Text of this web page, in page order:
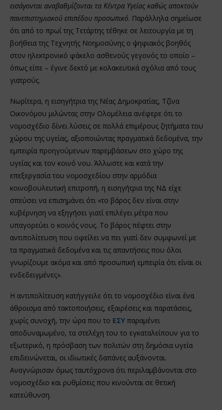
εισάγονται αναβαθμίζονται τα Κέντρα Υγείας καθώς αποκτούν
πανεπιστημιακού επιπέδου προσωπικό. Παράλληλα σημείωσε
ότι από το πρωί της Τετάρτης τέθηκε σε λειτουργία με τη
βοήθεια της Τεχνητής Νοημοσύνης ο ψηφιακός βοηθός
στον ηλεκτρονικό φάκελο ασθενούς γεγονός το οποίο –
όπως είπε – έγινε δεκτό με κολακευτικά σχόλια από τους
γιατρούς.
Νωρίτερα, η εισηγήτρια της Νέας Δημοκρατίας, Τζίνα
Οικονόμου μιλώντας στην Ολομέλεια ανέφερε ότι το
νομοσχέδιο δίνει λύσεις σε πολλά επιμέρους ζητήματα του
χώρου της υγείας, αξιοποιώντας πραγματικά δεδομένα, την
εμπειρία προηγούμενων παρεμβάσεων στο χώρο της
υγείας και τον κοινό νου. Άλλωστε και κατά την
επεξεργασία του νομοσχεδίου στην αρμόδια
κοινοβουλευτική επιτροπή, η εισηγήτρια της ΝΔ είχε
σπεύσει να επισημάνει ότι «το βάρος δεν είναι στην
κυβέρνηση να εξηγήσει γιατί επιλέγει μέτρα που
υπαγορεύει ο κοινός νους. Το βάρος πέφτει στην
αντιπολίτευση που οφείλει να πει γιατί δεν συμφωνεί με
τα πραγματικά δεδομένα και τις απαντήσεις που όλοι
γνωρίζουμε ακόμα και από προσωπική εμπειρία ότι είναι οι
ενδεδειγμένες».
Η αντιπολίτευση κατήγγειλε ότι το νομοσχέδιο είναι ένα
άθροισμα από τακτοποιήσεις, εξαιρέσεις και παρατάσεις,
χωρίς συνοχή, την ώρα που το ΕΣΥ παραμένει
αποδυναμωμένο, τα στελέχη του το εγκαταλείπουν για το
εξωτερικό, η πρόσβαση των πολιτών στη δημόσια υγεία
επιδεινώνεται, οι ιδιωτικές δαπάνες αυξάνονται.
Αναγνώρισαν όμως ταυτόχρονα ότι περιλαμβάνονται στο
νομοσχέδιο και ρυθμίσεις που κινούνται σε θετική
κατεύθυνση.